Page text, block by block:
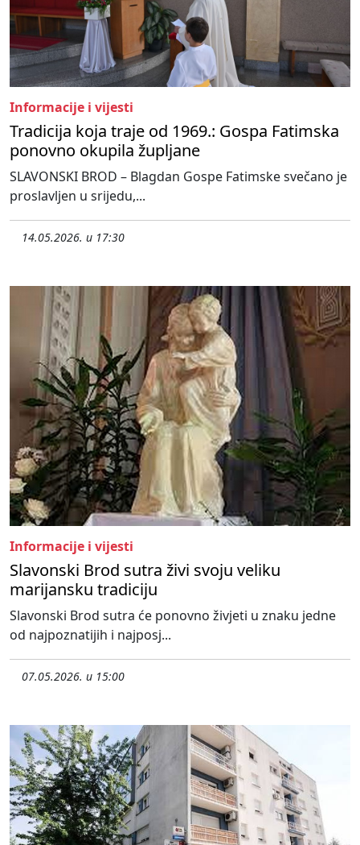
Informacije i vijesti
Tradicija koja traje od 1969.: Gospa Fatimska
ponovno okupila župljane
SLAVONSKI BROD – Blagdan Gospe Fatimske svečano je
proslavljen u srijedu,...
14.05.2026. u 17:30
Informacije i vijesti
Slavonski Brod sutra živi svoju veliku
marijansku tradiciju
Slavonski Brod sutra će ponovno živjeti u znaku jedne
od najpoznatijih i najposj...
07.05.2026. u 15:00